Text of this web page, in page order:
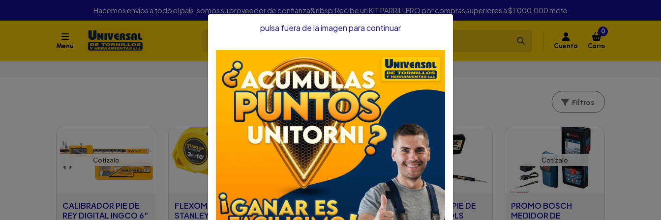
Hacemos envíos a todo el país, somos su proveedor de confianza&nbsp;Recibe un KIT PARRILLERO por compras superiores a $1'000.000 mcte
Menú Cuenta
0
Carro
Inicio Medición Instrumentos De Medición Manuales
Instrumentos De Medición Manuales Filtros
Cotízalo
CALIBRADOR PIE DE
REY DIGITAL INGCO 6"
FLEXOMETRO
STANLEY 3 MTS
CALIBRADOR PIE DE
REY UYUSTOOLS
CALIBRADOR PIE DE
REY UYUSTOOLS
Cotízalo
PROMO BOSCH
MEDIDOR DE
pulsa fuera de la imagen para continuar